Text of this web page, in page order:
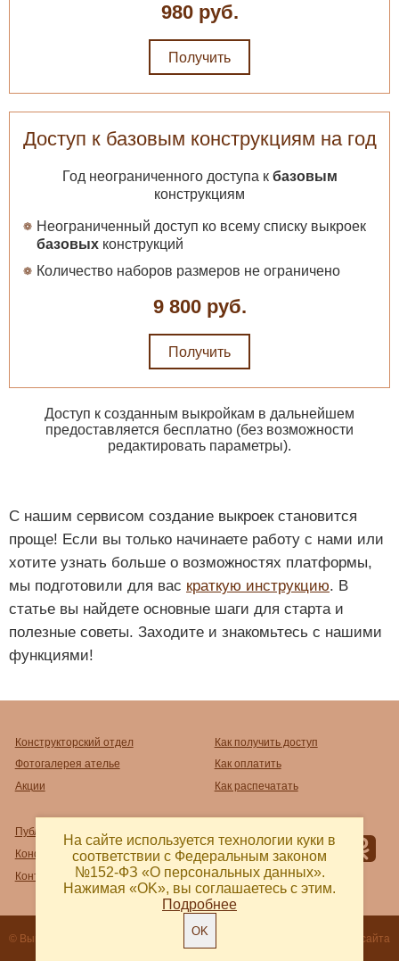
980 руб.
Получить
Доступ к базовым конструкциям на год
Год неограниченного доступа к базовым
конструкциям
Неограниченный доступ ко всему списку выкроек
базовых конструкций
Количество наборов размеров не ограничено
9 800 руб.
Получить
Доступ к созданным выкройкам в дальнейшем
предоставляется бесплатно (без возможности
редактировать параметры).
С нашим сервисом создание выкроек становится
проще! Если вы только начинаете работу с нами или
хотите узнать больше о возможностях платформы,
мы подготовили для вас краткую инструкцию. В
статье вы найдете основные шаги для старта и
полезные советы. Заходите и знакомьтесь с нашими
функциями!
Конструкторский отдел
Фотогалерея ателье
Акции
Как получить доступ
Как оплатить
Как распечатать
Публичный договор-оферта
Конфиденциальность
Контакты и реквизиты
© Выкройка 2018 - 2026 Разработка сайта
На сайте используется технологии куки в
соответствии с Федеральным законом
№152-ФЗ «О персональных данных».
Нажимая «OK», вы соглашаетесь с этим.
Подробнее
OK